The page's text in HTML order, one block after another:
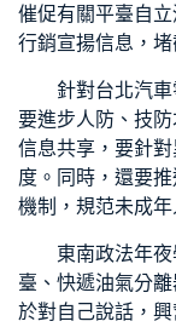
催促有關平臺自
行銷宣揚信息，
針對台北汽
要進步人防、技
信息共享，要針
度。同時，還要
機制，規范未成年
東南政法年
臺、快遞油氣分
於對自己說話，